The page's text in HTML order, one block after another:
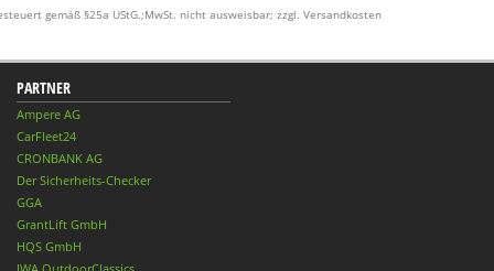
gemäß §25a UStG.;MwSt. nicht ausweisbar; zzgl. Versandkosten
PARTNER
Ampere AG
CarFleet24
CRONBANK AG
Der Sicherheits-Checker
GGA
GrantLift GmbH
HQS GmbH